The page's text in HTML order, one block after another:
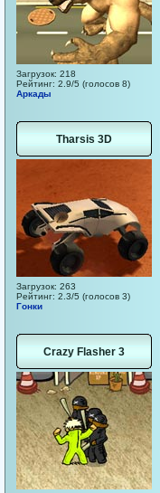
Загрузок: 218
Рейтинг: 2.9/5 (голосов 8)
Аркады
Tharsis 3D
Загрузок: 263
Рейтинг: 2.3/5 (голосов 3)
Гонки
Crazy Flasher 3